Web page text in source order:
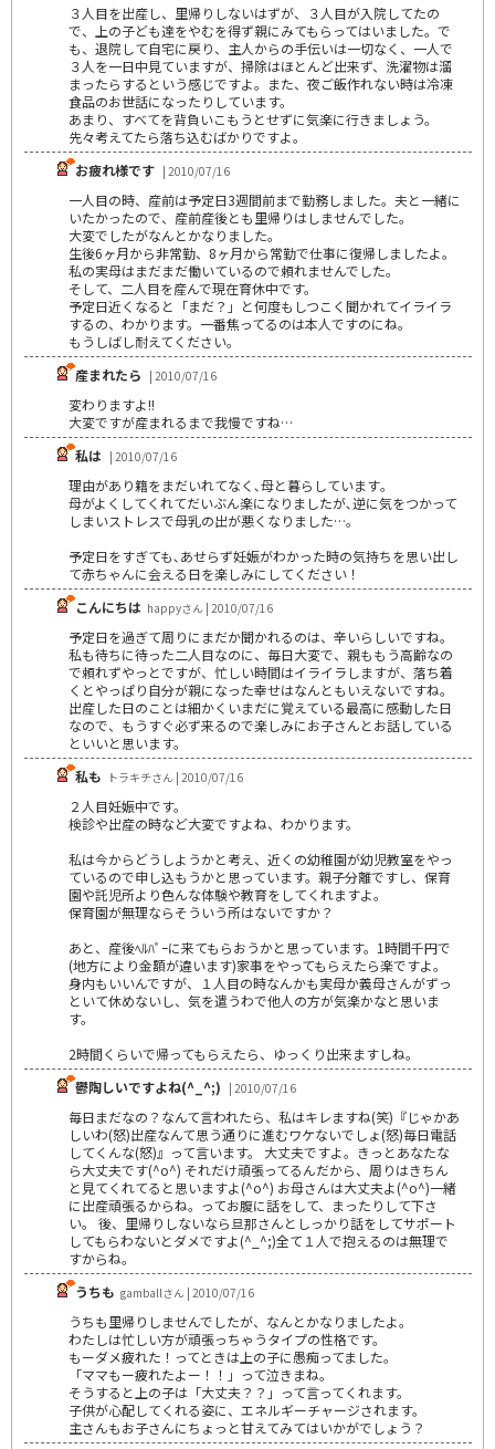
３人目を出産し、里帰りしないはずが、３人目が入院してたの
で、上の子ども達をやむを得ず親にみてもらってはいました。で
も、退院して自宅に戻り、主人からの手伝いは一切なく、一人で
３人を一日中見ていますが、掃除はほとんど出来ず、洗濯物は溜
まったらするという感じですよ。また、夜ご飯作れない時は冷凍
食品のお世話になったりしています。
あまり、すべてを背負いこもうとせずに気楽に行きましょう。
先々考えてたら落ち込むばかりですよ。
お疲れ様です | 2010/07/16
一人目の時、産前は予定日3週間前まで勤務しました。夫と一緒に
いたかったので、産前産後とも里帰りはしませんでした。
大変でしたがなんとかなりました。
生後6ヶ月から非常勤、8ヶ月から常勤で仕事に復帰しましたよ。
私の実母はまだまだ働いているので頼れませんでした。
そして、二人目を産んで現在育休中です。
予定日近くなると「まだ？」と何度もしつこく聞かれてイライラ
するの、わかります。一番焦ってるのは本人ですのにね。
もうしばし耐えてください。
産まれたら | 2010/07/16
変わりますよ!!
大変ですが産まれるまで我慢ですね…
私は | 2010/07/16
理由があり籍をまだいれてなく､母と暮らしています｡
母がよくしてくれてだいぶん楽になりましたが､逆に気をつかって
しまいストレスで母乳の出が悪くなりました…｡
予定日をすぎても､あせらず妊娠がわかった時の気持ちを思い出し
て赤ちゃんに会える日を楽しみにしてください！
こんにちは happyさん | 2010/07/16
予定日を過ぎて周りにまだか聞かれるのは、辛いらしいですね。
私も待ちに待った二人目なのに、毎日大変で、親ももう高齢なの
で頼れずやっとですが、忙しい時間はイライラしますが、落ち着
くとやっぱり自分が親になった幸せはなんともいえないですね。
出産した日のことは細かくいまだに覚えている最高に感動した日
なので、もうすぐ必ず来るので楽しみにお子さんとお話している
といいと思います。
私も トラキチさん | 2010/07/16
２人目妊娠中です。
検診や出産の時など大変ですよね、わかります。
私は今からどうしようかと考え、近くの幼稚園が幼児教室をやっ
ているので申し込もうかと思っています。親子分離ですし、保育
園や託児所より色んな体験や教育をしてくれますよ。
保育園が無理ならそういう所はないですか？
あと、産後ﾍﾙﾊﾟｰに来てもらおうかと思っています。1時間千円で
(地方により金額が違います)家事をやってもらえたら楽ですよ。
身内もいいんですが、１人目の時なんかも実母か義母さんがずっ
といて休めないし、気を遣うわで他人の方が気楽かなと思いま
す。
2時間くらいで帰ってもらえたら、ゆっくり出来ますしね。
鬱陶しいですよね(^_^;) | 2010/07/16
毎日まだなの？なんて言われたら、私はキレますね(笑)『じゃかあ
しいわ(怒)出産なんて思う通りに進むワケないでしょ(怒)毎日電話
してくんな(怒)』って言います。 大丈夫ですよ。きっとあなたな
ら大丈夫です(^o^) それだけ頑張ってるんだから、周りはきちん
と見てくれてると思いますよ(^o^) お母さんは大丈夫よ(^o^)一緒
に出産頑張るからね。ってお腹に話をして、まったりして下さ
い。 後、里帰りしないなら旦那さんとしっかり話をしてサポート
してもらわないとダメですよ(^_^;)全て１人で抱えるのは無理で
すからね。
うちも gamballさん | 2010/07/16
うちも里帰りしませんでしたが、なんとかなりましたよ。
わたしは忙しい方が頑張っちゃうタイプの性格です。
もーダメ疲れた！ってときは上の子に愚痴ってました。
「ママもー疲れたよー！！」って泣きまね。
そうすると上の子は「大丈夫？？」って言ってくれます。
子供が心配してくれる姿に、エネルギーチャージされます。
主さんもお子さんにちょっと甘えてみてはいかがでしょう？